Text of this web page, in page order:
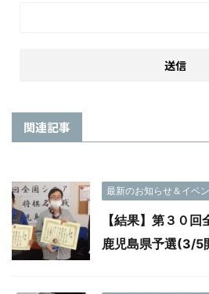
関連記事
最新のお知らせ＆イベ
【結果】第３０
鹿児島県予選(3/5